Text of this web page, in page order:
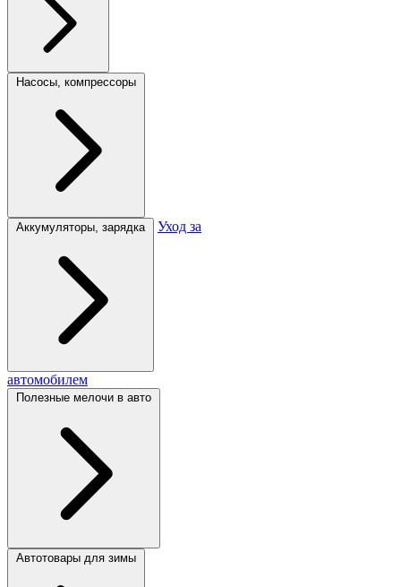
Насосы, компрессоры
Аккумуляторы, зарядка Уход за
автомобилем
Полезные мелочи в авто
Автотовары для зимы